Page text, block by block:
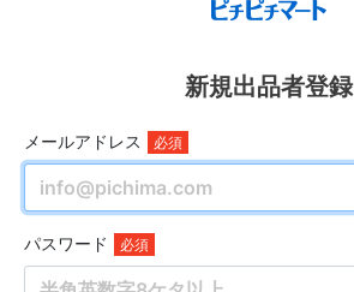
新規出品者登録
メールアドレス
パスワード